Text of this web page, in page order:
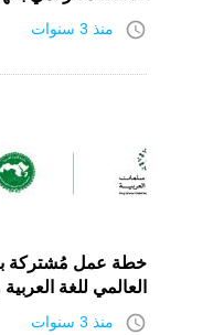
access_time منذ 3 سنوات
خطة عمل مُشتركة
العالمي للغة
access_time منذ 3 سنوات